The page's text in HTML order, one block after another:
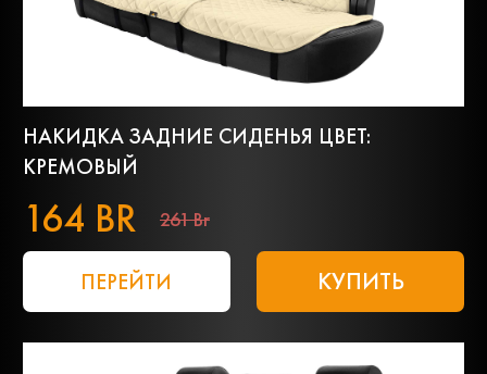
НАКИДКА ЗАДНИЕ СИДЕНЬЯ ЦВЕТ:
КРЕМОВЫЙ
164 BR 261 Br
ПЕРЕЙТИ КУПИТЬ